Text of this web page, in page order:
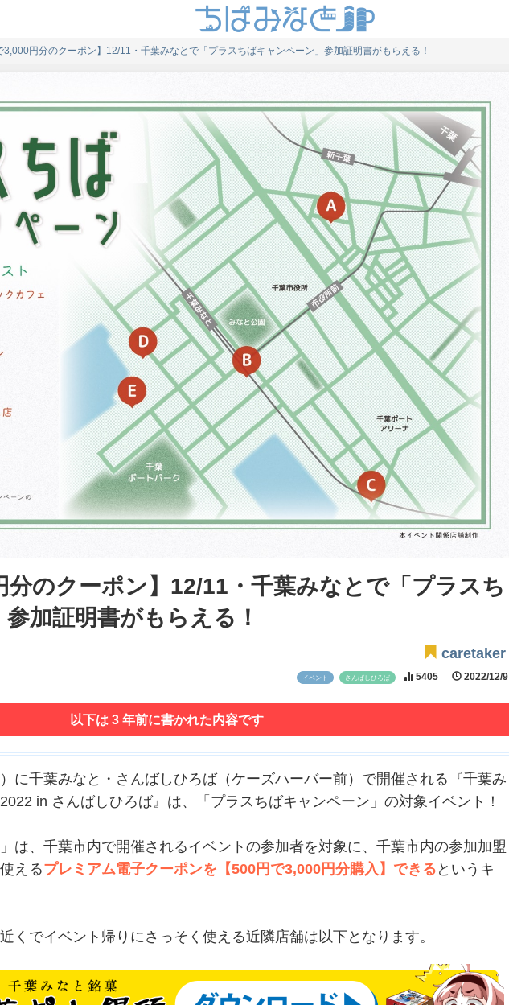
3,000円分のクーポン】12/11・千葉みなとで「プラスちばキャンペーン」参加証明書がもらえる！
分のクーポン】12/11・千葉みなとで「プラスち
加証明書がもらえる！
caretaker
イベント さんばしひろば 5405 2022/12/9
以下は 3 年前に書かれた内容です
に千葉みなと・さんばしひろば（ケーズハーバー前）で開催される『千葉み
in さんばしひろば』は、「プラスちばキャンペーン」の対象イベント！
は、千葉市内で開催されるイベントの参加者を対象に、千葉市内の参加加盟
えるプレミアム電子クーポンを【500円で3,000円分購入】できる というキ
くでイベント帰りにさっそく使える近隣店舗は以下となります。